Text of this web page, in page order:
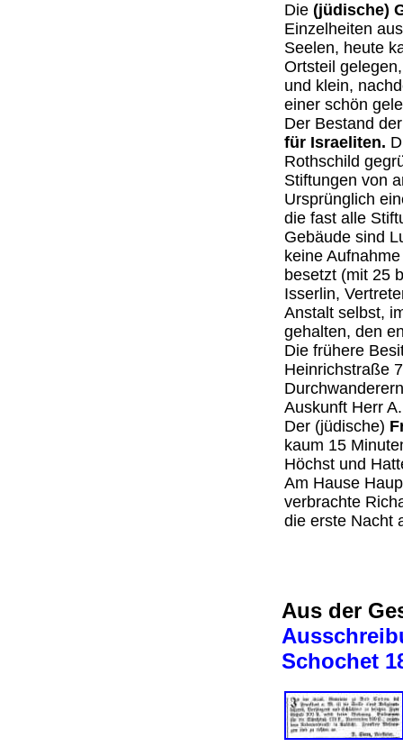
Die (jüdische)
Einzelheiten
Seelen, heute
Ortsteil
und klein,
einer schön
Der Bestand
für Israeliten.
Rothschild
Stiftungen von
Ursprünglich
die fast alle
Gebäude sind
keine
besetzt (mit 25
Isserlin,
Anstalt selbst,
gehalten, den
Die frühere
Heinrichstraße
Auskunft Herr
Der (jüdische)
kaum 15
Höchst und
Am Hause
verbrachte
die erste Nacht
Aus der
Schochet